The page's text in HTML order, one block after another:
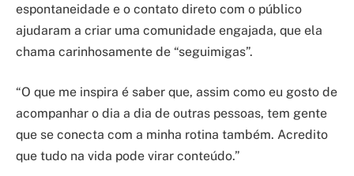
espontaneidade e o contato direto com o público
ajudaram a criar uma comunidade engajada, que ela
chama carinhosamente de “seguimigas”.
“O que me inspira é saber que, assim como eu gosto de
acompanhar o dia a dia de outras pessoas, tem gente
que se conecta com a minha rotina também. Acredito
que tudo na vida pode virar conteúdo.”